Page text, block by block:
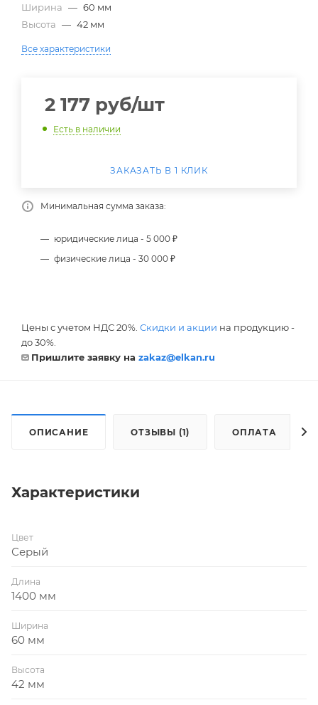
Ширина — 60 мм
Высота — 42 мм
Все характеристики
2 177 руб/шт
Есть в наличии
ЗАКАЗАТЬ В 1 КЛИК
Минимальная сумма заказа:
юридические лица - 5 000 ₽
физические лица - 30 000 ₽
Цены с учетом НДС 20%. Скидки и акции на продукцию -
до 30%.
Пришлите заявку на zakaz@elkan.ru
ОПИСАНИЕ ОТЗЫВЫ (1) ОПЛАТА
Характеристики
Цвет
Серый
Длина
1400 мм
Ширина
60 мм
Высота
42 мм